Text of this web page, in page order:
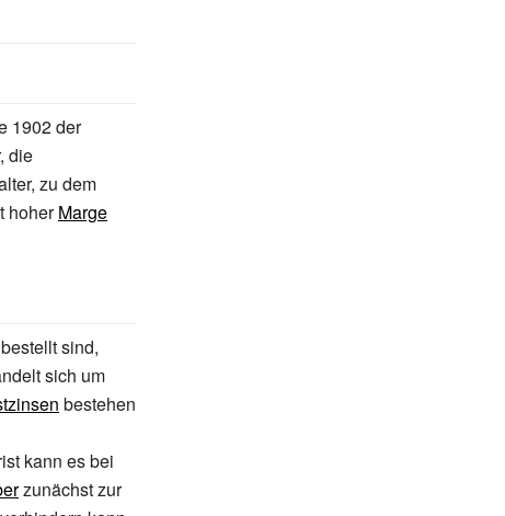
1902 der
die
zu dem
hoherMarge
bestellt sind,
sich um
bestehen
kann es bei
zunächst zur